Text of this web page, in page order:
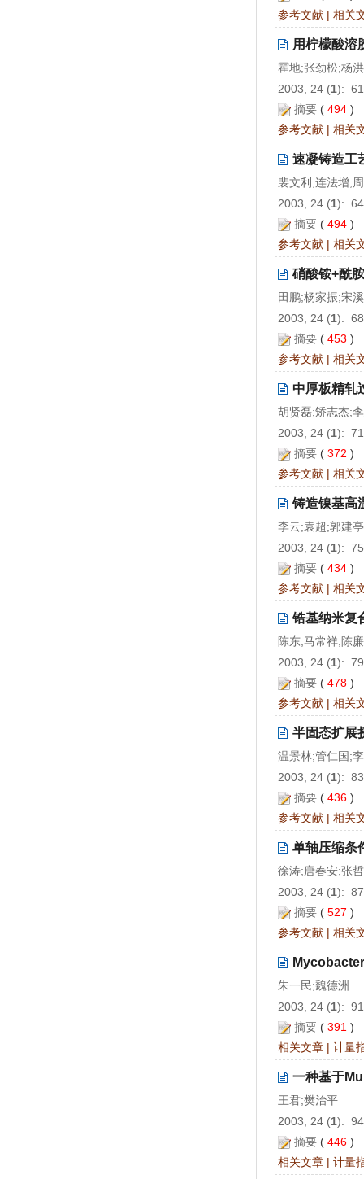
参考文献 | 相关
用柠檬酸溶
霍地;张劲松;杨
2003, 24 (1):
摘要 ( 494 )
参考文献 | 相关
速凝铸造工
裴文利;连法增;
2003, 24 (1):
摘要 ( 494 )
参考文献 | 相关
硝酸铵+酰
田鹏;杨家振;宋
2003, 24 (1):
摘要 ( 453 )
参考文献 | 相关
中厚板精轧
胡贤磊;矫志杰;
2003, 24 (1):
摘要 ( 372 )
参考文献 | 相关
铸造镍基高
李云;袁超;郭建
2003, 24 (1):
摘要 ( 434 )
参考文献 | 相关
锆基纳米复
陈东;马常祥;陈
2003, 24 (1):
摘要 ( 478 )
参考文献 | 相关
半固态扩展
温景林;管仁国;
2003, 24 (1):
摘要 ( 436 )
参考文献 | 相关
单轴压缩条
徐涛;唐春安;张
2003, 24 (1):
摘要 ( 527 )
参考文献 | 相关
朱一民;魏德洲
2003, 24 (1):
摘要 ( 391 )
相关文章 | 计量
一种基于
王君;樊治平
2003, 24 (1):
摘要 ( 446 )
相关文章 | 计量